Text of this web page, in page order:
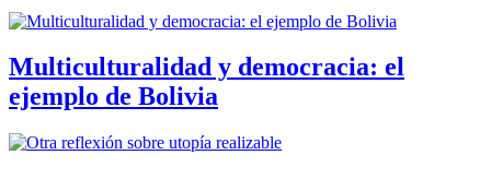
Multiculturalidad y democracia: el
ejemplo de Bolivia